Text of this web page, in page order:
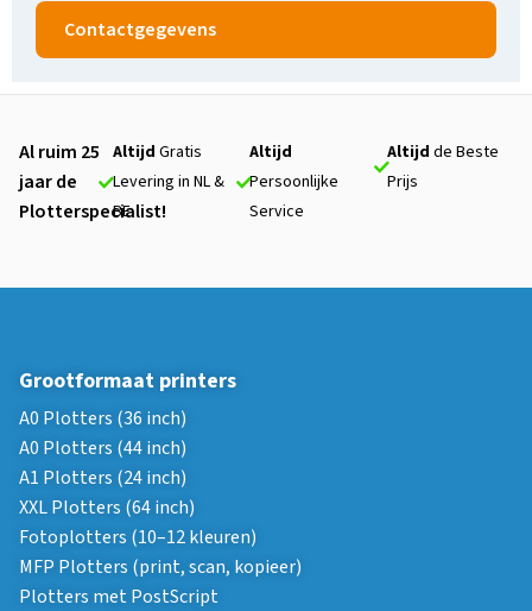
Contactgegevens
Al ruim 25
jaar de
Plotterspecialist!
Altijd Gratis
Levering in NL &
BE
Altijd
Persoonlijke
Service
Altijdde Beste
Prijs
Grootformaat printers
A0 Plotters (36 inch)
A0 Plotters (44 inch)
A1 Plotters (24 inch)
XXL Plotters (64 inch)
Fotoplotters (10–12 kleuren)
MFP Plotters (print, scan, kopieer)
Plotters met PostScript